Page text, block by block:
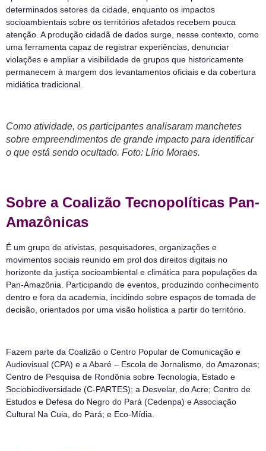
determinados setores da cidade, enquanto os impactos
socioambientais sobre os territórios afetados recebem pouca
atenção. A produção cidadã de dados surge, nesse contexto, como
uma ferramenta capaz de registrar experiências, denunciar
violações e ampliar a visibilidade de grupos que historicamente
permanecem à margem dos levantamentos oficiais e da cobertura
midiática tradicional.
Como atividade, os participantes analisaram manchetes
sobre empreendimentos de grande impacto para identificar
o que está sendo ocultado. Foto: Lírio Moraes.
Sobre a Coalizão Tecnopolíticas Pan-
Amazônicas
É um grupo de ativistas, pesquisadores, organizações e
movimentos sociais reunido em prol dos direitos digitais no
horizonte da justiça socioambiental e climática para populações da
Pan-Amazônia. Participando de eventos, produzindo conhecimento
dentro e fora da academia, incidindo sobre espaços de tomada de
decisão, orientados por uma visão holística a partir do território.
Fazem parte da Coalizão o Centro Popular de Comunicação e
Audiovisual (CPA) e a Abaré – Escola de Jornalismo, do Amazonas;
Centro de Pesquisa de Rondônia sobre Tecnologia, Estado e
Sociobiodiversidade (C-PARTES); a Desvelar, do Acre; Centro de
Estudos e Defesa do Negro do Pará (Cedenpa) e Associação
Cultural Na Cuia, do Pará; e Eco-Mídia.